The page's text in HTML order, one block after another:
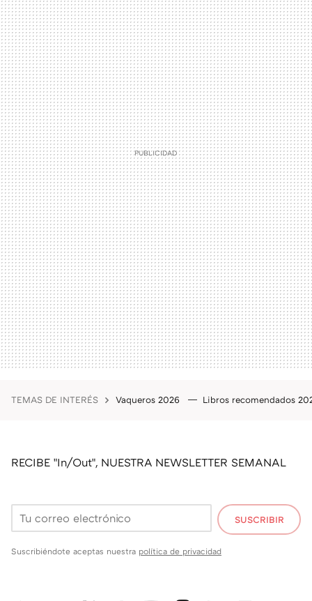
TEMAS DE INTERÉS Vaqueros 2026 Libros recomendados
RECIBE "In/Out", NUESTRA NEWSLETTER SEMANAL
SUSCRIBIR
Suscribiéndote aceptas nuestra política de privacidad